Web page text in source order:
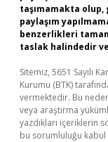
taşımamakta
paylaşım
benzerlikleri
taslak halindedir
Sitemiz, 5651 Sayılı
Kurumu (BTK)
vermektedir. Bu
veya araştırma
yazdıkları içeriklerin
bu sorumluluğu kabul